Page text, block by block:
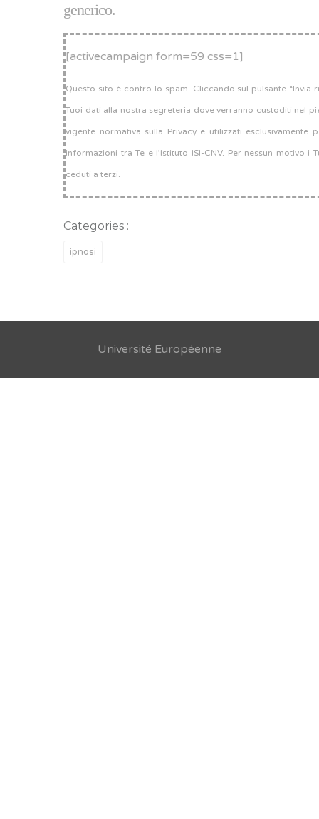
generico.
[activecampaign form=59 css=1]
Questo sito è contro lo spam. Cliccando sul pulsante “Invia
Tuoi dati alla nostra segreteria dove verranno custoditi nel
vigente normativa sulla Privacy e utilizzati esclusivamente
informazioni tra Te e l’Istituto ISI-CNV. Per nessun motivo i
ceduti a terzi.
Categories :
ipnosi
Université Européenne